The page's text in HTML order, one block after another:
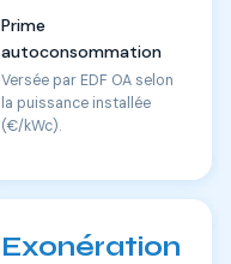
Prime
autoconsommation
Versée par EDF OA selon
la puissance installée
(€/kWc).
Exonération